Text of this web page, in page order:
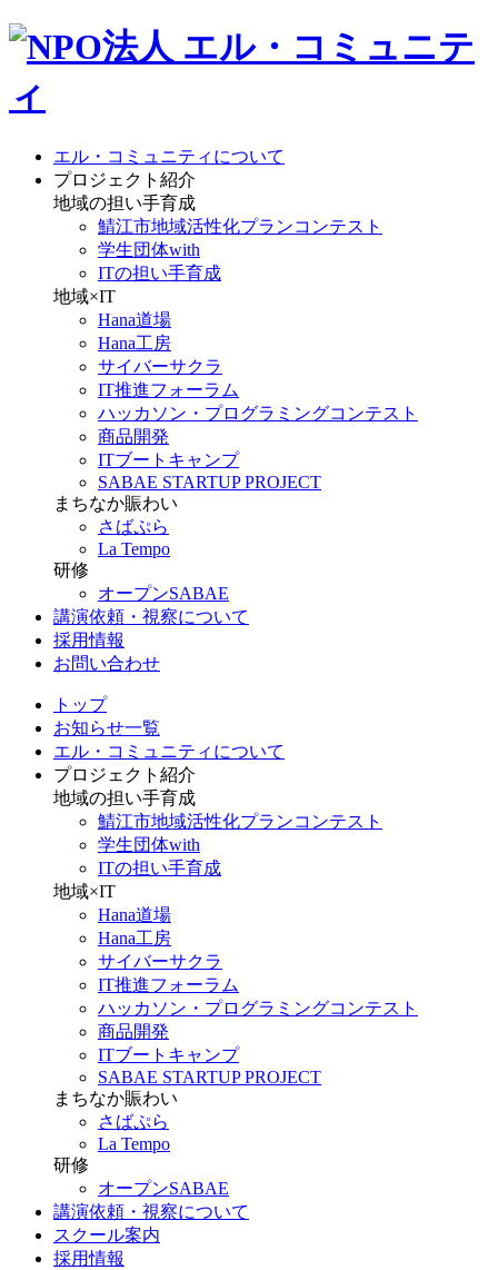
エル・コミュニティについて
プロジェクト紹介
地域の担い手育成
鯖江市地域活性化プランコンテスト
学生団体with
ITの担い手育成
地域×IT
Hana道場
Hana工房
サイバーサクラ
IT推進フォーラム
ハッカソン・プログラミングコンテスト
商品開発
ITブートキャンプ
SABAE STARTUP PROJECT
まちなか賑わい
さばぷら
La Tempo
研修
オープンSABAE
講演依頼・視察について
採用情報
お問い合わせ
トップ
お知らせ一覧
エル・コミュニティについて
プロジェクト紹介
地域の担い手育成
鯖江市地域活性化プランコンテスト
学生団体with
ITの担い手育成
地域×IT
Hana道場
Hana工房
サイバーサクラ
IT推進フォーラム
ハッカソン・プログラミングコンテスト
商品開発
ITブートキャンプ
SABAE STARTUP PROJECT
まちなか賑わい
さばぷら
La Tempo
研修
オープンSABAE
講演依頼・視察について
スクール案内
採用情報